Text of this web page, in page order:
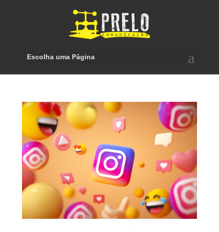
Escolha uma Página